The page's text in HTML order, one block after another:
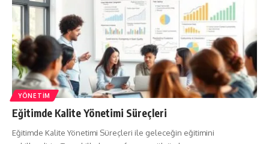
YÖNETIM
Eğitimde Kalite Yönetimi Süreçleri
Eğitimde Kalite Yönetimi Süreçleri ile geleceğin eğitimini